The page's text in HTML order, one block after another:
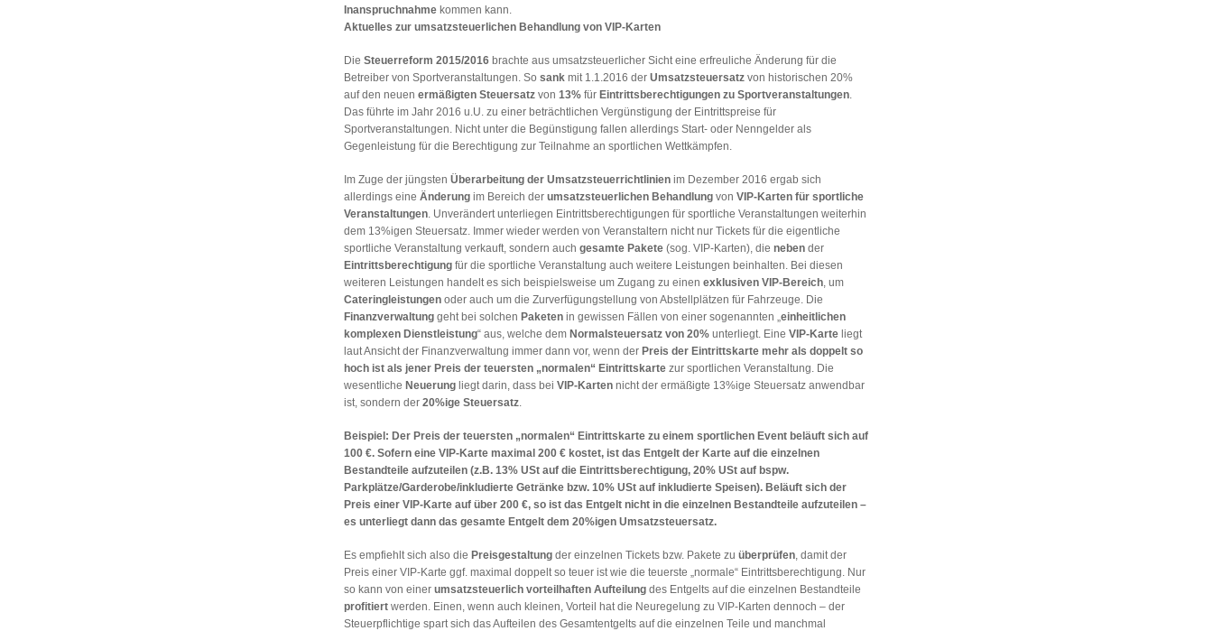
Inanspruchnahmekommen kann.
Aktuelles zur umsatzsteuerlichen Behandlung von VIP-Karten
Die Steuerreform 2015/2016brachte aus umsatzsteuerlicher Sicht eine erfreuliche Änderung für die
Betreiber von Sportveranstaltungen. So sankmit 1.1.2016 der Umsatzsteuersatzvon historischen 20%
auf den neuen ermäßigten Steuersatzvon 13%für Eintrittsberechtigungen zu Sportveranstaltungen.
Das führte im Jahr 2016 u.U. zu einer beträchtlichen Vergünstigung der Eintrittspreise für
Sportveranstaltungen. Nicht unter die Begünstigung fallen allerdings Start- oder Nenngelder als
Gegenleistung für die Berechtigung zur Teilnahme an sportlichen Wettkämpfen.
Im Zuge der jüngsten Überarbeitung der Umsatzsteuerrichtlinienim Dezember 2016 ergab sich
allerdings eine Änderungim Bereich der umsatzsteuerlichen Behandlungvon VIP-Karten für sportliche
Veranstaltungen. Unverändert unterliegen Eintrittsberechtigungen für sportliche Veranstaltungen weiterhin
dem 13%igen Steuersatz. Immer wieder werden von Veranstaltern nicht nur Tickets für die eigentliche
sportliche Veranstaltung verkauft, sondern auch gesamte Pakete(sog. VIP-Karten), die nebender
Eintrittsberechtigungfür die sportliche Veranstaltung auch weitere Leistungen beinhalten. Bei diesen
weiteren Leistungen handelt es sich beispielsweise um Zugang zu einen exklusiven VIP-Bereich, um
Cateringleistungenoder auch um die Zurverfügungstellung von Abstellplätzen für Fahrzeuge. Die
Finanzverwaltunggeht bei solchen Paketenin gewissen Fällen von einer sogenannten „ einheitlichen
komplexen Dienstleistung“ aus, welche dem Normalsteuersatz von 20%unterliegt. Eine VIP-Karteliegt
laut Ansicht der Finanzverwaltung immer dann vor, wenn der Preis der Eintrittskarte mehr als doppelt so
hoch ist als jener Preis der teuersten „normalen“ Eintrittskartezur sportlichen Veranstaltung. Die
wesentliche Neuerungliegt darin, dass bei VIP-Kartennicht der ermäßigte 13%ige Steuersatz anwendbar
ist, sondern der 20%ige Steuersatz.
Beispiel: Der Preis der teuersten „normalen“ Eintrittskarte zu einem sportlichen Event beläuft sich auf
100 €. Sofern eine VIP-Karte maximal 200 € kostet, ist das Entgelt der Karte auf die einzelnen
Bestandteile aufzuteilen (z.B. 13% USt auf die Eintrittsberechtigung, 20% USt auf bspw.
Parkplätze/Garderobe/inkludierte Getränke bzw. 10% USt auf inkludierte Speisen). Beläuft sich der
Preis einer VIP-Karte auf über 200 €, so ist das Entgelt nicht in die einzelnen Bestandteile aufzuteilen –
es unterliegt dann das gesamte Entgelt dem 20%igen Umsatzsteuersatz.
Es empfiehlt sich also die Preisgestaltungder einzelnen Tickets bzw. Pakete zu überprüfen, damit der
Preis einer VIP-Karte ggf. maximal doppelt so teuer ist wie die teuerste „normale“ Eintrittsberechtigung. Nur
so kann von einer umsatzsteuerlich vorteilhaften Aufteilungdes Entgelts auf die einzelnen Bestandteile
profitiertwerden. Einen, wenn auch kleinen, Vorteil hat die Neuregelung zu VIP-Karten dennoch – der
Steuerpflichtige spart sich das Aufteilen des Gesamtentgelts auf die einzelnen Teile und manchmal